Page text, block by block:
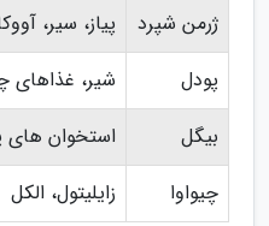
ژرمن شپرد
پیاز، سیر،
پودل
شیر، غذاهای
بیگل
استخوان های
چیواوا
زایلیتول، الکل